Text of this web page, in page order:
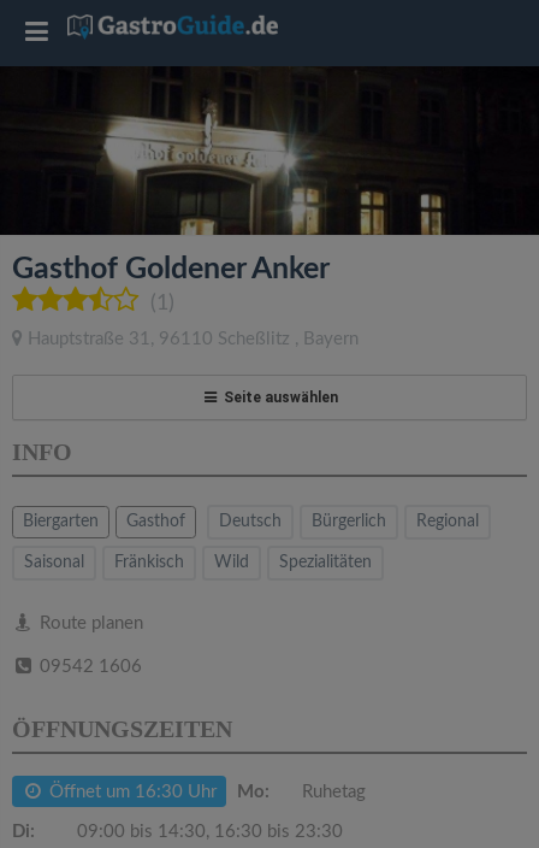
Gasthof Goldener Anker
(1)
Hauptstraße 31 , 96110 Scheßlitz , Bayern
Seite auswählen
INFO
Biergarten Gasthof Deutsch Bürgerlich Regional
Saisonal Fränkisch Wild Spezialitäten
Route planen
09542 1606
ÖFFNUNGSZEITEN
Öffnet um 16:30 Uhr Mo: Ruhetag
Di:
09:00 bis 14:30, 16:30 bis 23:30
T
l
e
a
v
g
a
t